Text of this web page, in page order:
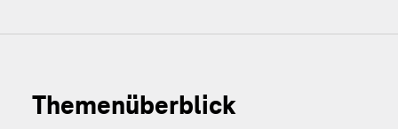
Themenüberblick